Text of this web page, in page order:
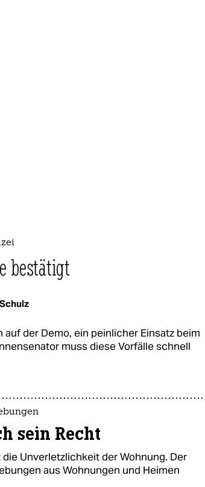
bestätigt
der Demo, ein peinlicher Einsatz beim
muss diese Vorfälle schnell
sein Recht
Unverletzlichkeit der Wohnung. Der
aus Wohnungen und Heimen